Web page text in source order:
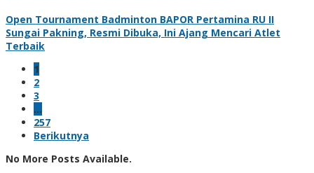
Open Tournament Badminton BAPOR Pertamina RU II
Sungai Pakning, Resmi Dibuka, Ini Ajang Mencari Atlet
Terbaik
1
2
3
…
257
Berikutnya
No More Posts Available.